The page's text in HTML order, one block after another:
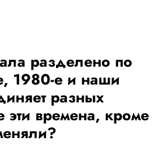
разделено по
1980-е и наши
разных
времена, кроме